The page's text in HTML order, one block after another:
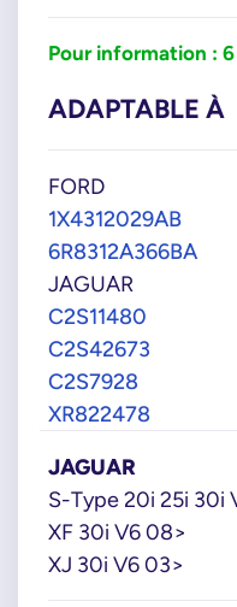
Pour information :
ADAPTABLE À
FORD
1X4312029AB
6R8312A366BA
JAGUAR
C2S11480
C2S42673
C2S7928
XR822478
JAGUAR
S-Type 20i 25i 30i
XF 30i V6 08>
XJ 30i V6 03>